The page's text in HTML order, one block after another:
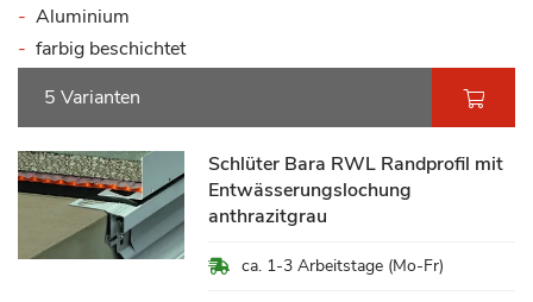
Aluminium
farbig beschichtet
5 Varianten
Schlüter Bara RWL Randprofil mit
Entwässerungslochung
anthrazitgrau
ca. 1-3 Arbeitstage (Mo-Fr)